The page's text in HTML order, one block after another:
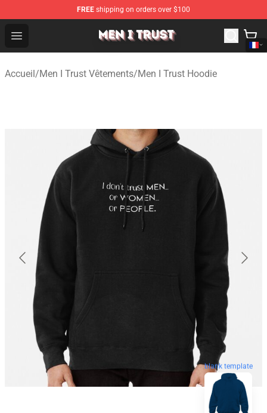
FREE shipping on orders over $100
Open menu
Men I Trust Shop - Official Men I Trust Merchandise Store
Accueil/Men I Trust Vêtements/Men I Trust Hoodie
blank template